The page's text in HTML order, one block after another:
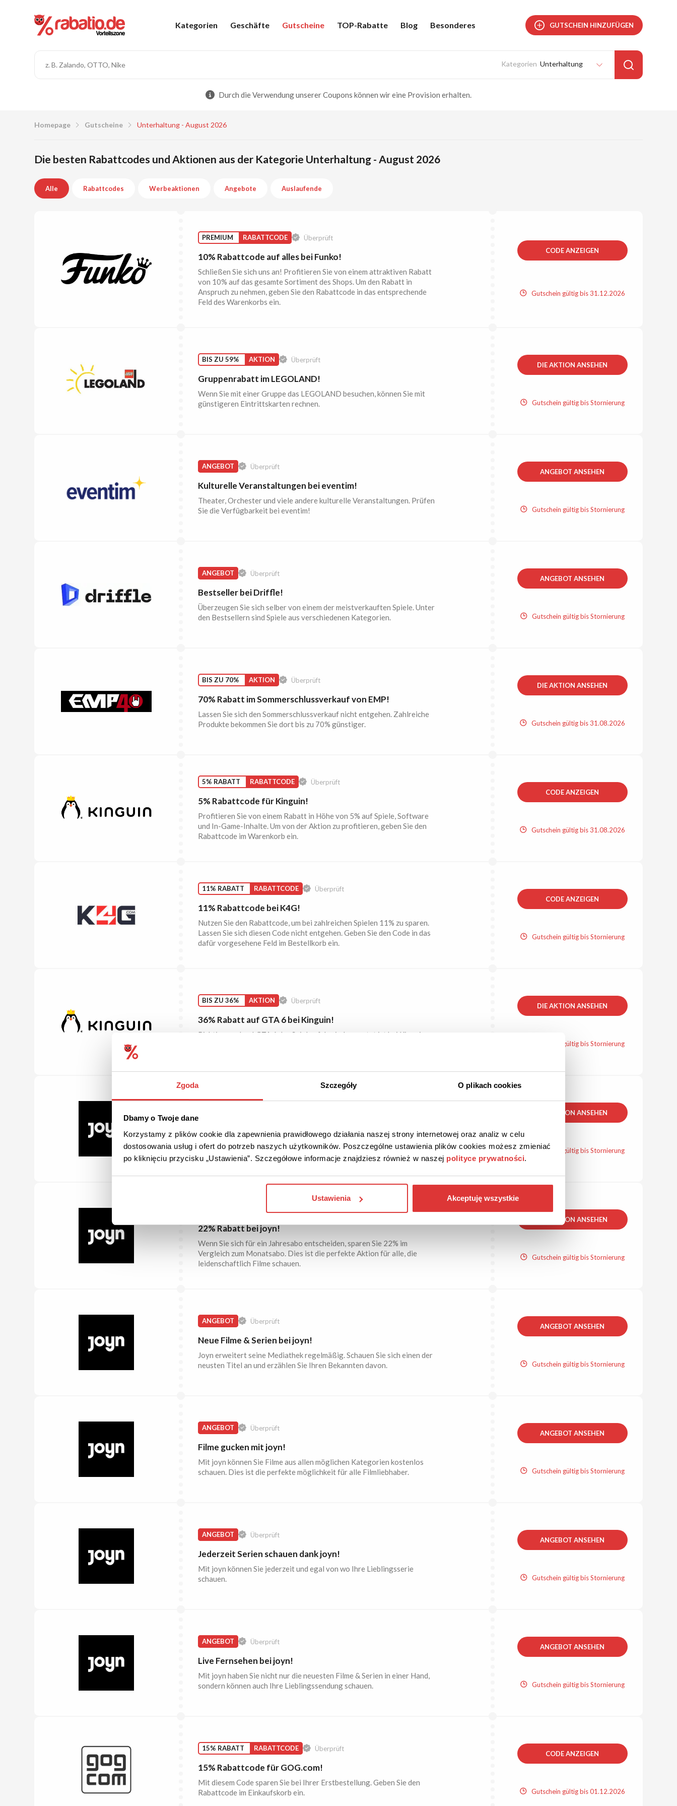
Zgoda Szczegóły O plikach cookies
Dbamy o Twoje dane
Korzystamy z plików cookie dla zapewnienia prawidłowego działania naszej strony internetowej oraz analiz w celu
dostosowania usług i ofert do potrzeb naszych użytkowników. Poszczególne ustawienia plików cookies możesz zmieniać
po kliknięciu przycisku „Ustawienia”. Szczegółowe informacje znajdziesz również w naszej polityce prywatności.
Ustawienia Akceptuję wszystkie
Kategorien Geschäfte Gutscheine TOP-Rabatte Blog Besonderes GUTSCHEIN HINZUFÜGEN
Unterhaltung
Durch die Verwendung unserer Coupons können wir eine Provision erhalten.
Homepage Gutscheine Unterhaltung - August 2026
Die besten Rabattcodes und Aktionen aus der Kategorie Unterhaltung - August 2026
Alle Rabattcodes Werbeaktionen Angebote Auslaufende
PREMIUM RABATTCODE Überprüft
10% Rabattcode auf alles bei Funko!
Schließen Sie sich uns an! Profitieren Sie von einem attraktiven Rabatt
von 10% auf das gesamte Sortiment des Shops. Um den Rabatt in
Anspruch zu nehmen, geben Sie den Rabattcode in das entsprechende
Feld des Warenkorbs ein.
CODE ANZEIGEN
Gutschein gültig bis 31.12.2026
BIS ZU 59% AKTION Überprüft
Gruppenrabatt im LEGOLAND!
Wenn Sie mit einer Gruppe das LEGOLAND besuchen, können Sie mit
günstigeren Eintrittskarten rechnen.
DIE AKTION ANSEHEN
Gutschein gültig bis Stornierung
ANGEBOT Überprüft
Kulturelle Veranstaltungen bei eventim!
Theater, Orchester und viele andere kulturelle Veranstaltungen. Prüfen
Sie die Verfügbarkeit bei eventim!
ANGEBOT ANSEHEN
Gutschein gültig bis Stornierung
ANGEBOT Überprüft
Bestseller bei Driffle!
Überzeugen Sie sich selber von einem der meistverkauften Spiele. Unter
den Bestsellern sind Spiele aus verschiedenen Kategorien.
ANGEBOT ANSEHEN
Gutschein gültig bis Stornierung
BIS ZU 70% AKTION Überprüft
70% Rabatt im Sommerschlussverkauf von EMP!
Lassen Sie sich den Sommerschlussverkauf nicht entgehen. Zahlreiche
Produkte bekommen Sie dort bis zu 70% günstiger.
DIE AKTION ANSEHEN
Gutschein gültig bis 31.08.2026
5% RABATT RABATTCODE Überprüft
5% Rabattcode für Kinguin!
Profitieren Sie von einem Rabatt in Höhe von 5% auf Spiele, Software
und In-Game-Inhalte. Um von der Aktion zu profitieren, geben Sie den
Rabattcode im Warenkorb ein.
CODE ANZEIGEN
Gutschein gültig bis 31.08.2026
11% RABATT RABATTCODE Überprüft
11% Rabattcode bei K4G!
Nutzen Sie den Rabattcode, um bei zahlreichen Spielen 11% zu sparen.
Lassen Sie sich diesen Code nicht entgehen. Geben Sie den Code in das
dafür vorgesehene Feld im Bestellkorb ein.
CODE ANZEIGEN
Gutschein gültig bis Stornierung
BIS ZU 36% AKTION Überprüft
36% Rabatt auf GTA 6 bei Kinguin!
Richtig gesehen! GTA 6 das Spiel auf das jeder wartet ist bei Kinguin
DIE AKTION ANSEHEN
Gutschein gültig bis Stornierung
GRATIS AKTION Überprüft
Kostenlos streamen mit joyn!
Dieser Streamingdienst bietet einen kostenlosen Probezeitraum an.
Nutzen Sie die Chance, Filme und Serien zu schauen, ohne dafür zu
bezahlen.
DIE AKTION ANSEHEN
Gutschein gültig bis Stornierung
22% Rabatt bei joyn!
Wenn Sie sich für ein Jahresabo entscheiden, sparen Sie 22% im
Vergleich zum Monatsabo. Dies ist die perfekte Aktion für alle, die
leidenschaftlich Filme schauen.
DIE AKTION ANSEHEN
Gutschein gültig bis Stornierung
ANGEBOT Überprüft
Neue Filme & Serien bei joyn!
Joyn erweitert seine Mediathek regelmäßig. Schauen Sie sich einen der
neusten Titel an und erzählen Sie Ihren Bekannten davon.
ANGEBOT ANSEHEN
Gutschein gültig bis Stornierung
ANGEBOT Überprüft
Filme gucken mit joyn!
Mit joyn können Sie Filme aus allen möglichen Kategorien kostenlos
schauen. Dies ist die perfekte möglichkeit für alle Filmliebhaber.
ANGEBOT ANSEHEN
Gutschein gültig bis Stornierung
ANGEBOT Überprüft
Jederzeit Serien schauen dank joyn!
Mit joyn können Sie jederzeit und egal von wo Ihre Lieblingsserie
schauen.
ANGEBOT ANSEHEN
Gutschein gültig bis Stornierung
ANGEBOT Überprüft
Live Fernsehen bei joyn!
Mit joyn haben Sie nicht nur die neuesten Filme & Serien in einer Hand,
sondern können auch Ihre Lieblingssendung schauen.
ANGEBOT ANSEHEN
Gutschein gültig bis Stornierung
15% RABATT RABATTCODE Überprüft
15% Rabattcode für GOG.com!
Mit diesem Code sparen Sie bei Ihrer Erstbestellung. Geben Sie den
Rabattcode im Einkaufskorb ein.
CODE ANZEIGEN
Gutschein gültig bis 01.12.2026